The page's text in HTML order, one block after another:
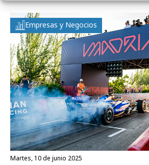
Empresas y Negocios
martes, 10 de junio 2025